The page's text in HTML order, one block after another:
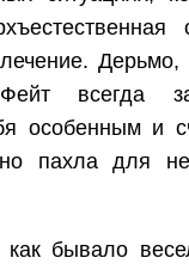
всегда
особенным и
пахла для
бывало